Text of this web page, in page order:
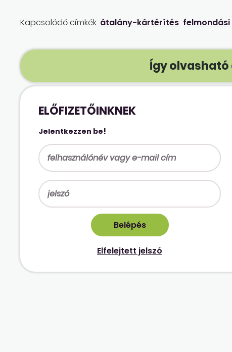
Kapcsolódó címkék: átalány-kártérítés
Így olvasható
ELŐFIZETŐINKNEK
Jelentkezzen be!
Elfelejtett jelszó